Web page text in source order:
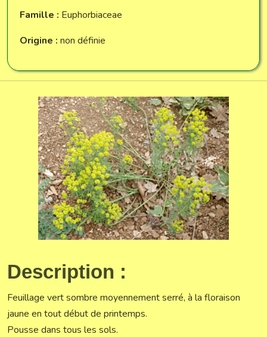
Famille : Euphorbiaceae
Origine : non définie
Description :
Feuillage vert sombre moyennement serré, à la floraison
jaune en tout début de printemps.
Pousse dans tous les sols.